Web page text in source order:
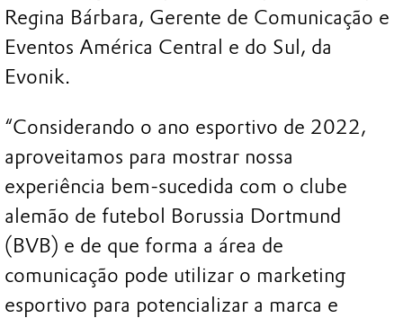
Regina Bárbara, Gerente de Comunicação e
Eventos América Central e do Sul, da
Evonik.
“Considerando o ano esportivo de 2022,
aproveitamos para mostrar nossa
experiência bem-sucedida com o clube
alemão de futebol Borussia Dortmund
(BVB) e de que forma a área de
comunicação pode utilizar o marketing
esportivo para potencializar a marca e